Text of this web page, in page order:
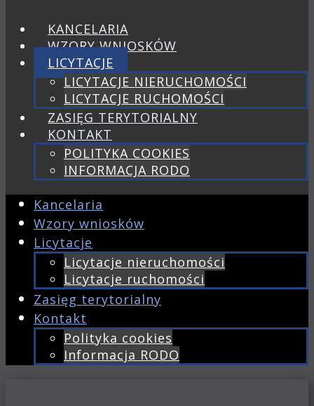
KANCELARIA
WZORY WNIOSKÓW
LICYTACJE
LICYTACJE NIERUCHOMOŚCI
LICYTACJE RUCHOMOŚCI
ZASIĘG TERYTORIALNY
KONTAKT
POLITYKA COOKIES
INFORMACJA RODO
Kancelaria
Wzory wniosków
Licytacje
Licytacje nieruchomości
Licytacje ruchomości
Zasięg terytorialny
Kontakt
Polityka cookies
Informacja RODO